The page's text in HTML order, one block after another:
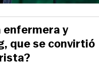
enfermera y
que se convirtió